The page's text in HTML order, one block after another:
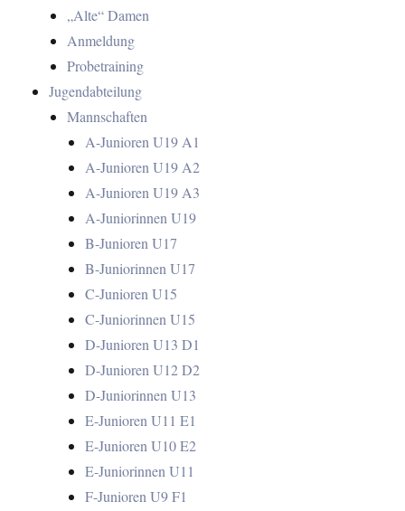
„Alte“ Damen
Anmeldung
Probetraining
Jugendabteilung
Mannschaften
A-Junioren U19 A1
A-Junioren U19 A2
A-Junioren U19 A3
A-Juniorinnen U19
B-Junioren U17
B-Juniorinnen U17
C-Junioren U15
C-Juniorinnen U15
D-Junioren U13 D1
D-Junioren U12 D2
D-Juniorinnen U13
E-Junioren U11 E1
E-Junioren U10 E2
E-Juniorinnen U11
F-Junioren U9 F1